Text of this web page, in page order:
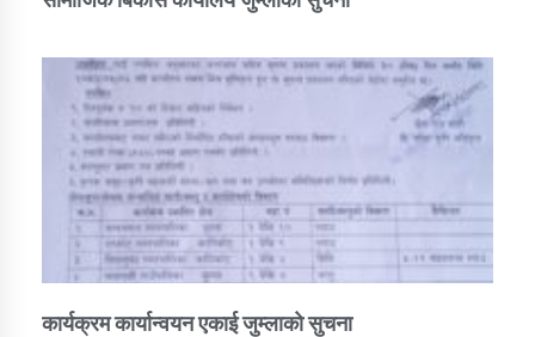
कार्यक्रम कार्यान्वयन एकाई जुम्लाको सुचना